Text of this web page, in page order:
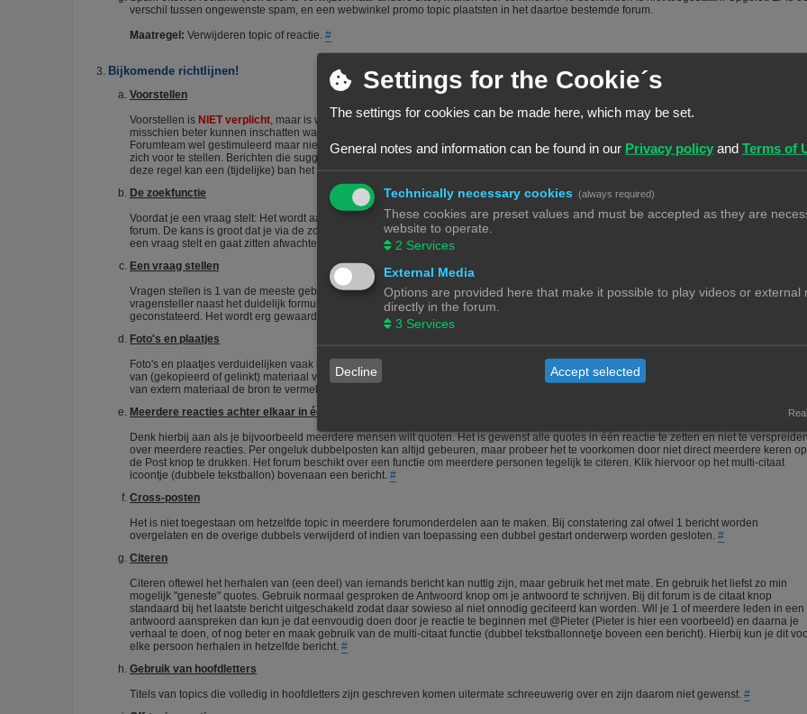
verschil tussen ongewenste spam, en een webwinkel promo topic plaatsten in het daartoe bestemde forum.
Maatregel: Verwijderen topic of reactie. #
Bijkomende richtlijnen!
Voorstellen
Voorstellen is NIET verplicht , maar is wel zo netjes. Het voordeel van een beetje over jezelf en je hobby te vertellen is dat mede-forumleden
misschien beter kunnen inschatten wat je kennisniveau is en je dus sneller en beter kunnen helpen. Het voorstellen wordt dus vanuit het
Forumteam wel gestimuleerd maar niet verplicht. Echter, het is niet toegestaan om nieuwe leden door opmerkingen of hints aan te manen
zich voor te stellen. Berichten die suggereren dat iemand zich "moet" voorstellen worden steevast verwijderd. Bij herhaald overtreden van
deze regel kan een (tijdelijke) ban het gevolg zijn.#
De zoekfunctie
Voordat je een vraag stelt: Het wordt aangeraden om het forum te raadplegen via de zoekfunctie. Veel vragen zijn al vaker gesteld op dit
forum. De kans is groot dat je via de zoekfunctie een antwoord vindt. Het laat ook zien dat je zelf ook actie onderneemt en niet alleen maar
een vraag stelt en gaat zitten afwachten wie je het correcte antwoord geeft.
Een vraag stellen
Vragen stellen is 1 van de meeste gebruikte acties op een forum. Echter is het bij een hobby als 3Dprinten ook van belang dat de
vragensteller naast het duidelijk formuleren van zijn/haar vraag, ook aangeeft wat hij/zij zelf al heeft gedaan, heeft opgezocht of heeft
geconstateerd. Het wordt erg gewaardeerd als je zelf meedenkt.
Foto's en plaatjes
Foto's en plaatjes verduidelijken vaak het onderwerp. Eigen materiaal zal nooit een probleem zijn. Wees echter voorzichtig met het gebruik
van (gekopieerd of gelinkt) materiaal van het internet. Daar kan vaak een copyright op rusten. In alle gevallen is het verstandig om bij
van extern materiaal de bron te vermelden.
Meerdere reacties achter elkaar in één topic
Denk hierbij aan als je bijvoorbeeld meerdere mensen wilt quoten. Het is gewenst alle quotes in één reactie te zetten en niet te
over meerdere reacties. Per ongeluk dubbelposten kan altijd gebeuren, maar probeer het te voorkomen door niet direct meerdere keren op
de Post knop te drukken. Het forum beschikt over een functie om meerdere personen tegelijk te citeren. Klik hiervoor op het multi-citaat
icoontje (dubbele tekstballon) bovenaan een bericht. #
Cross-posten
Het is niet toegestaan om hetzelfde topic in meerdere forumonderdelen aan te maken. Bij constatering zal ofwel 1 bericht worden
overgelaten en de overige dubbels verwijderd of indien van toepassing een dubbel gestart onderwerp worden gesloten. #
Citeren
Citeren oftewel het herhalen van (een deel) van iemands bericht kan nuttig zijn, maar gebruik het met mate. En gebruik het liefst zo min
mogelijk "geneste" quotes. Gebruik normaal gesproken de Antwoord knop om je antwoord te schrijven. Bij dit forum is de citaat knop
standaard bij het laatste bericht uitgeschakeld zodat daar sowieso al niet onnodig geciteerd kan worden. Wil je 1 of meerdere leden in een
antwoord aanspreken dan kun je dat eenvoudig doen door je reactie te beginnen met @Pieter (Pieter is hier een voorbeeld) en daarna je
verhaal te doen, of nog beter en maak gebruik van de multi-citaat functie (dubbel tekstballonnetje boveen een bericht). Hierbij kun je dit
elke persoon herhalen in hetzelfde bericht. #
Gebruik van hoofdletters
Titels van topics die volledig in hoofdletters zijn geschreven komen uitermate schreeuwerig over en zijn daarom niet gewenst. #
Settings for the Cookie´s
The settings for cookies can be made here, which may be set.
General notes and information can be found in our Privacy policy and Terms of
Technically necessary cookies (always required)
These cookies are preset values and must be accepted as they are
website to operate.
2 Services
External Media
Options are provided here that make it possible to play videos or external
directly in the forum.
3 Services
Decline Accept selected